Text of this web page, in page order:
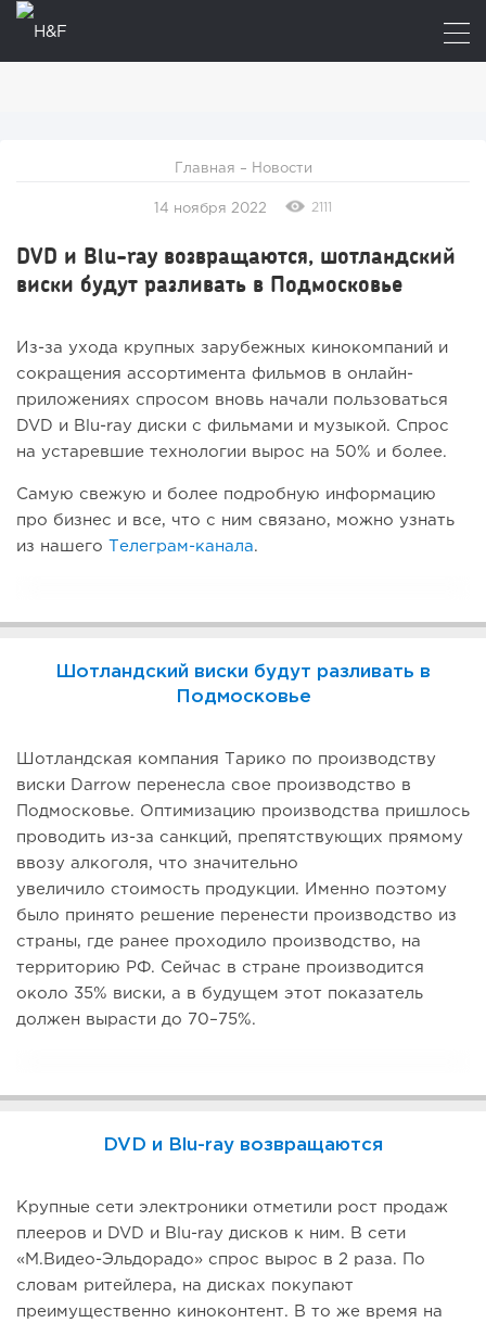
Главная – Новости
14 ноября 2022 2111
DVD и Blu-ray возвращаются, шотландский
виски будут разливать в Подмосковье
Из-за ухода крупных зарубежных кинокомпаний и
сокращения ассортимента фильмов в онлайн-
приложениях спросом вновь начали пользоваться
DVD и Blu-ray диски с фильмами и музыкой. Спрос
на устаревшие технологии вырос на 50% и более.
Самую свежую и более подробную информацию
про бизнес и все, что с ним связано, можно узнать
из нашего
Телеграм-канала.
Шотландский виски будут разливать в
Подмосковье
Шотландская компания Тарико по производству
виски Darrow перенесла свое производство в
Подмосковье. Оптимизацию производства пришлось
проводить из-за санкций, препятствующих прямому
ввозу алкоголя, что значительно
увеличило стоимость продукции. Именно поэтому
было принято решение перенести производство из
страны, где ранее проходило производство, на
территорию РФ. Сейчас в стране производится
около 35% виски, а в будущем этот показатель
должен вырасти до 70–75%.
DVD и Blu-ray возвращаются
Крупные сети электроники отметили рост продаж
плееров и DVD и Blu-ray дисков к ним. В сети
«М.Видео-Эльдорадо» спрос вырос в 2 раза. По
словам ритейлера, на дисках покупают
преимущественно киноконтент. В то же время на